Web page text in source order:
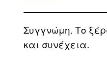
Συγγνώμη. Το
και συνέχεια.